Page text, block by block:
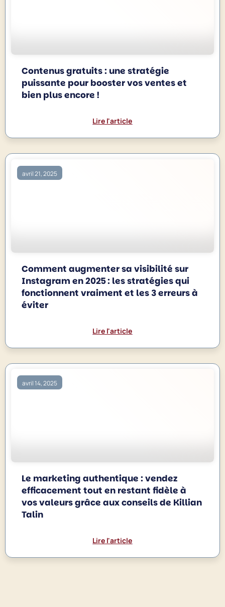
Contenus gratuits : une stratégie
puissante pour booster vos ventes et
bien plus encore !
Lire l'article
avril 21, 2025
Comment augmenter sa visibilité sur
Instagram en 2025 : les stratégies qui
fonctionnent vraiment et les 3 erreurs à
éviter
Lire l'article
avril 14, 2025
Le marketing authentique : vendez
efficacement tout en restant fidèle à
vos valeurs grâce aux conseils de Killian
Talin
Lire l'article